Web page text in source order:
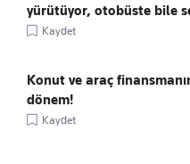
yürütüyor, otobüste bile
Kaydet
Konut ve araç
dönem!
Kaydet